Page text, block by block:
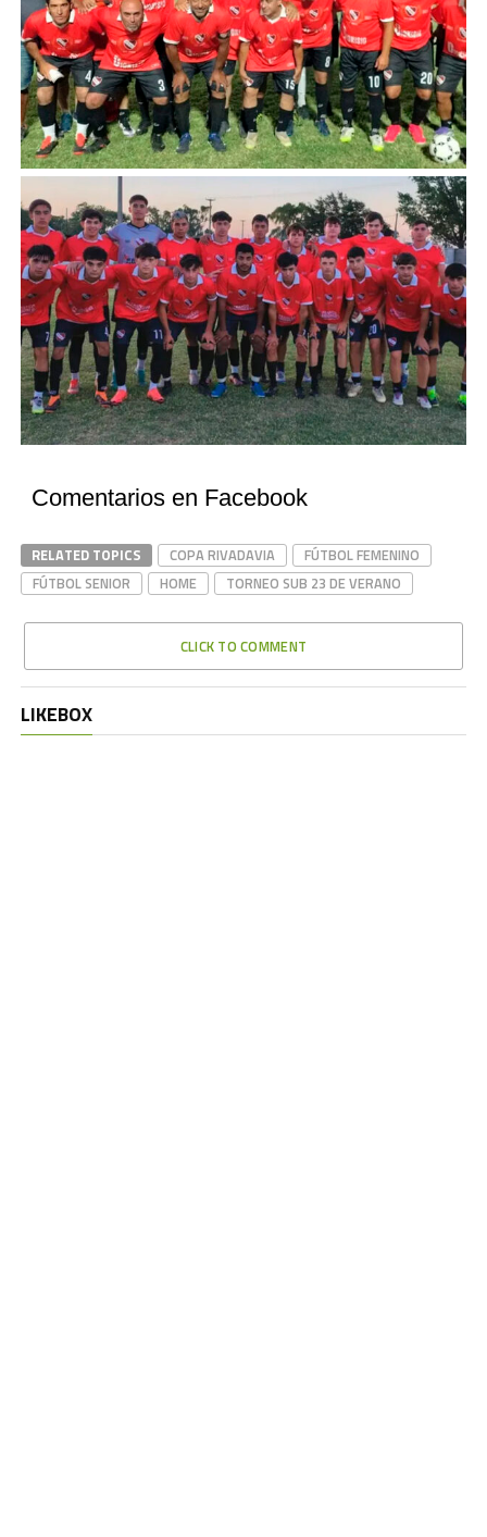
Comentarios en Facebook
RELATED TOPICS COPA RIVADAVIA
FÚTBOL FEMENINO
FÚTBOL SENIOR
HOME TORNEO SUB 23 DE VERANO
CLICK TO COMMENT
LIKEBOX